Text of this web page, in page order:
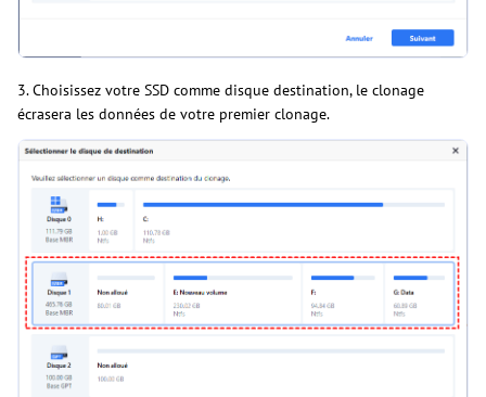
3. Choisissez votre SSD comme disque destination, le clonage
écrasera les données de votre premier clonage.